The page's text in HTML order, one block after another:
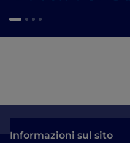
Informazioni sul sito